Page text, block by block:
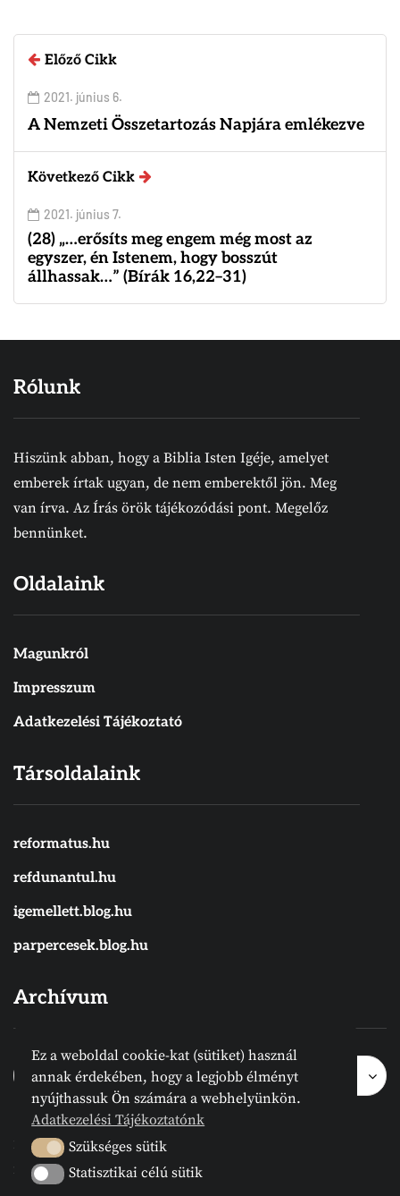
Előző Cikk
2021. június 6.
A Nemzeti Összetartozás Napjára emlékezve
Következő Cikk
2021. június 7.
(28) „…erősíts meg engem még most az
egyszer, én Istenem, hogy bosszút
állhassak…” (Bírák 16,22–31)
Rólunk
Hiszünk abban, hogy a Biblia Isten Igéje, amelyet
emberek írtak ugyan, de nem emberektől jön. Meg
van írva. Az Írás örök tájékozódási pont. Megelőz
bennünket.
Oldalaink
Magunkról
Impresszum
Adatkezelési Tájékoztató
Társoldalaink
reformatus.hu
refdunantul.hu
igemellett.blog.hu
parpercesek.blog.hu
Archívum
Archívum
Hónap kijelölése
Archívum
2024 © Megvanirva.hu - Minden jog
fenntartva.
Ez a weboldal cookie-kat (sütiket) használ
annak érdekében, hogy a legjobb élményt
nyújthassuk Ön számára a webhelyünkön.
Adatkezelési Tájékoztatónk
Szükséges sütik
Szükséges sütik
Statisztikai célú sütik
Statisztikai célú sütik